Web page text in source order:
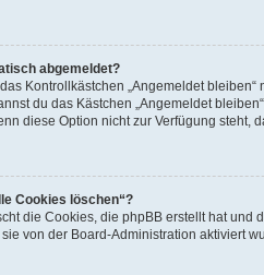
abgemeldet?
Kontrollkästchen „Angemeldet
du das Kästchen „Angemeldet
diese Option nicht zur Verfügung
Cookies löschen“?
die Cookies, die phpBB erstellt hat
sie von der Board-Administration aktiviert